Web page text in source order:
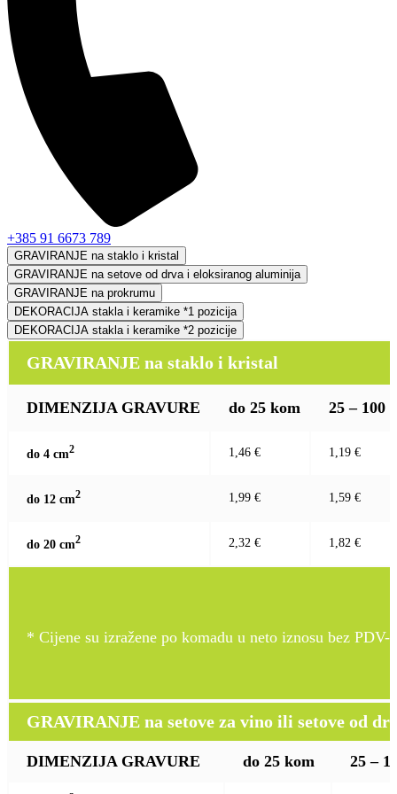
+385 91 6673 789
GRAVIRANJE na staklo i kristal
GRAVIRANJE na setove od drva i eloksiranog aluminija
GRAVIRANJE na prokrumu
DEKORACIJA stakla i keramike *1 pozicija
DEKORACIJA stakla i keramike *2 pozicije
GRAVIRANJE na staklo i kristal
DIMENZIJA GRAVURE do 25 kom 25 – 100
do 4 cm2 1,46 € 1,19 €
do 12 cm2 1,99 € 1,59 €
do 20 cm2 2,32 € 1,82 €
* Cijene su izražene po komadu u neto iznosu bez PDV-
GRAVIRANJE na setove za vino ili setove od
DIMENZIJA GRAVURE do 25 kom 25 –